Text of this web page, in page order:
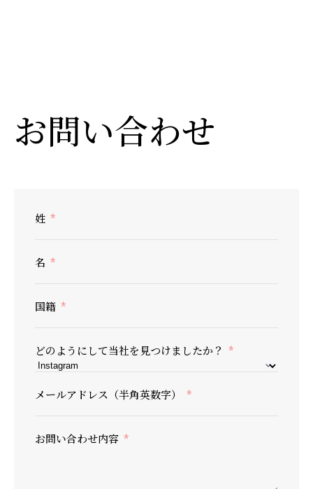
お問い合わせ
姓
名
国籍
どのようにして当社を見つけましたか？
メールアドレス（半角英数字）
お問い合わせ内容